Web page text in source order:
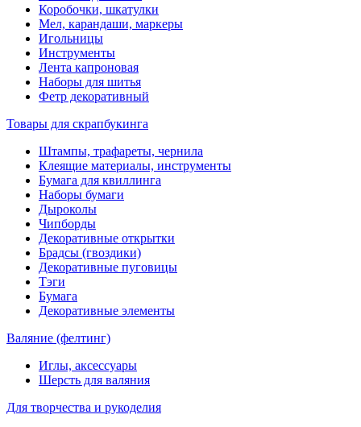
Коробочки, шкатулки
Мел, карандаши, маркеры
Игольницы
Инструменты
Лента капроновая
Наборы для шитья
Фетр декоративный
Товары для скрапбукинга
Штампы, трафареты, чернила
Клеящие материалы, инструменты
Бумага для квиллинга
Наборы бумаги
Дыроколы
Чипборды
Декоративные открытки
Брадсы (гвоздики)
Декоративные пуговицы
Тэги
Бумага
Декоративные элементы
Валяние (фелтинг)
Иглы, аксессуары
Шерсть для валяния
Для творчества и рукоделия